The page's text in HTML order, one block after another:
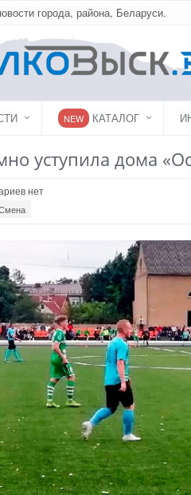
города, района, Беларуси.
NEW КАТАЛОГ
уступила дома
нет